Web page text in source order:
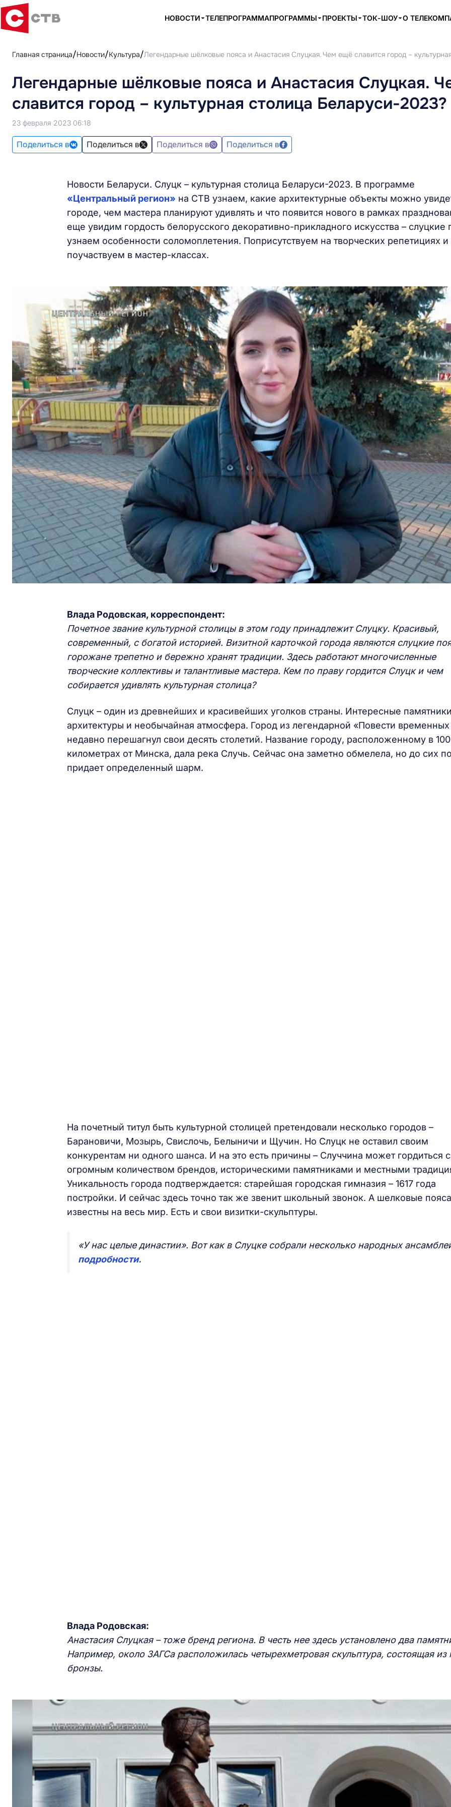
НОВОСТИ ТЕЛЕПРОГРАММАПРОГРАММЫ ПРОЕКТЫ ТОК-ШОУ О
Главная страница Новости Культура Легендарные шёлковые пояса и Анастасия Слуцкая. Чем ещё славится город –
Легендарные шёлковые пояса и Анастасия Слуцкая.
славится город – культурная столица Беларуси-2023?
23 февраля 2023 06:18
Поделиться в Поделиться в Поделиться в Поделиться в
Новости Беларуси. Слуцк – культурная столица Беларуси-2023. В программе
«Центральный регион» на СТВ узнаем, какие архитектурные объекты можно
городе, чем мастера планируют удивлять и что появится нового в рамках
еще увидим гордость белорусского декоративно-прикладного искусства – слуцкие
узнаем особенности соломоплетения. Поприсутствуем на творческих репетициях и
поучаствуем в мастер-классах.
Влада Родовская, корреспондент:
Почетное звание культурной столицы в этом году принадлежит Слуцку. Красивый,
современный, с богатой историей. Визитной карточкой городаявляются слуцкие
горожане трепетно и бережно хранят традиции. Здесь работают многочисленные
творческие коллективы и талантливые мастера. Кем по праву гордится Слуцк и чем
собирается удивлять культурная столица?
Слуцк – один из древнейших и красивейших уголков страны. Интересные памятники
архитектуры и необычайная атмосфера. Город из легендарной «Повести временных
недавно перешагнул свои десять столетий. Название городу, расположенному в 100
километрах от Минска, дала река Случь. Сейчас она заметно обмелела, но до сих
придает определенный шарм.
На почетный титул быть культурной столицей претендовали несколько городов –
Барановичи, Мозырь, Свислочь, Белыничи и Щучин. Но Слуцк не оставил своим
конкурентам ни одного шанса. И на это есть причины – Случчина может гордиться
огромным количеством брендов, историческими памятниками и местными
Уникальность города подтверждается: старейшая городская гимназия – 1617 года
постройки. И сейчас здесь точно так же звенит школьный звонок. А шелковые пояса
известны на весь мир. Есть и свои визитки-скульптуры.
«У нас целые династии». Вот как в Слуцке собрали несколько народных
подробности.
Влада Родовская:
Анастасия Слуцкая –тоже бренд региона. В честь нее здесь установленодва
Например, около ЗАГСа расположилась четырехметровая скульптура, состоящая из
бронзы.